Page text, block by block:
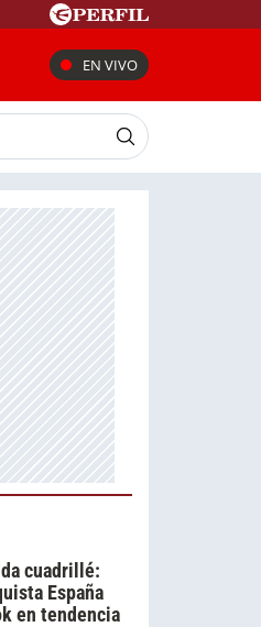
EN VIVO
cuadrillé:
España
en tendencia